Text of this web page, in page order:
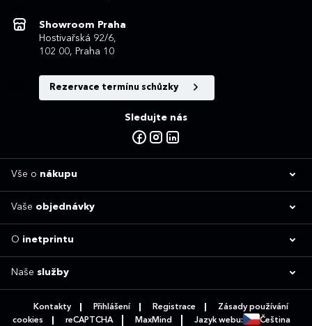
Showroom Praha
Hostivařská 92/6,
102 00, Praha 10
Rezervace termínu schůzky
Sledujte nás
Vše o nákupu
Vaše objednávky
O inetprintu
Naše služby
Kontakty Přihlášení Registrace
Zásady používání
cookies
reCAPTCHA MaxMind Jazyk webu: Čeština